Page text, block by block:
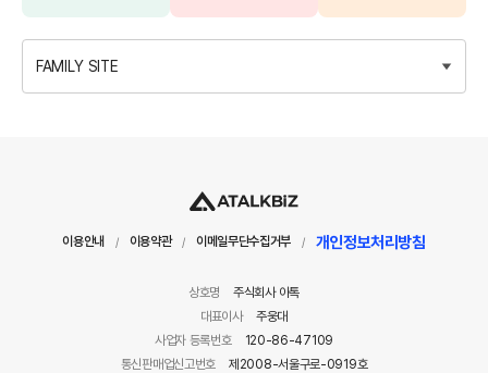
FAMILY SITE
이용안내 / 이용약관 / 이메일무단수집거부 / 개인정보처리방침
상호명
주식회사 아톡
대표이사
주웅대
사업자 등록번호
120-86-47109
통신판매업신고번호
제2008-서울구로-0919호